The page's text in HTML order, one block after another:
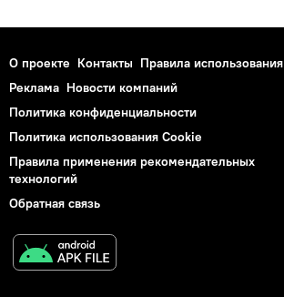
О проекте Контакты Правила использования
Реклама Новости компаний
Политика конфиденциальности
Политика использования Cookie
Правила применения рекомендательных
технологий
Обратная связь